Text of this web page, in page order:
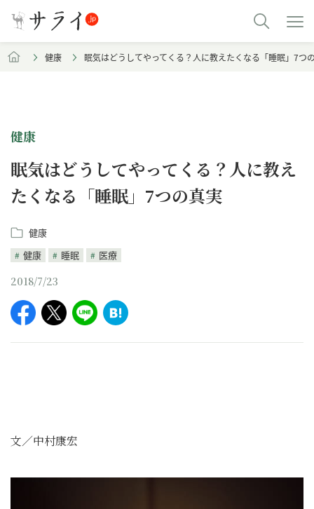
健康 眠気はどうしてやってくる？人に教えたくなる「睡眠」7つ
健康
眠気はどうしてやってくる？人に教え
たくなる「睡眠」7つの真実
健康
健康
睡眠 医療
2018/7/23
文／中村康宏